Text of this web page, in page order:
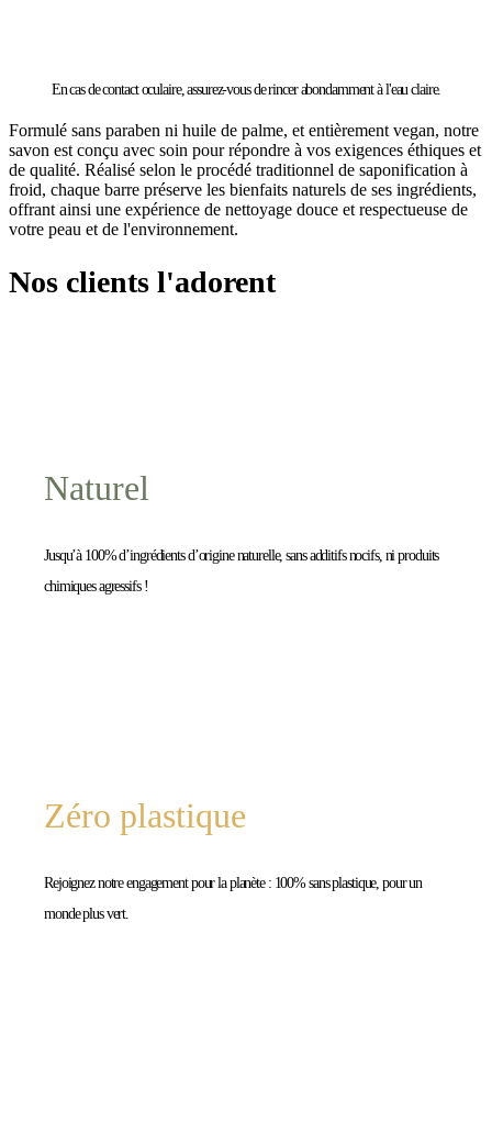
En cas de contact oculaire, assurez-vous de rincer abondamment à l'eau claire.
Formulé sans paraben ni huile de palme, et entièrement vegan, notre
savon est conçu avec soin pour répondre à vos exigences éthiques et
de qualité. Réalisé selon le procédé traditionnel de saponification à
froid, chaque barre préserve les bienfaits naturels de ses ingrédients,
offrant ainsi une expérience de nettoyage douce et respectueuse de
votre peau et de l'environnement.
Nos clients l'adorent
Naturel
Jusqu’à 100% d’ingrédients d’origine naturelle, sans additifs nocifs, ni produits
chimiques agressifs !
Zéro plastique
Rejoignez notre engagement pour la planète : 100% sans plastique, pour un
monde plus vert.